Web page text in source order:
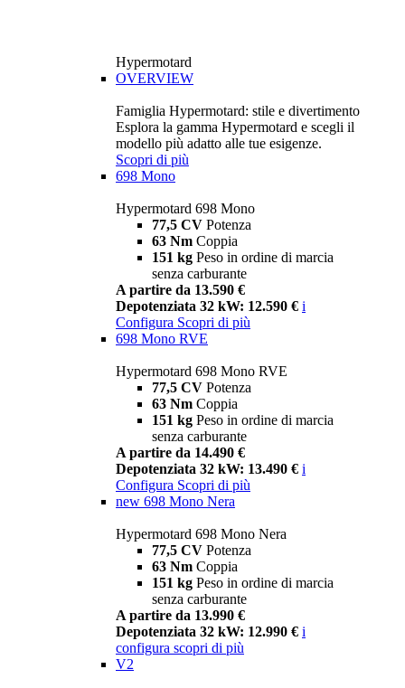
Hypermotard
OVERVIEW
Famiglia Hypermotard: stile e divertimento
Esplora la gamma Hypermotard e scegli il
modello più adatto alle tue esigenze.
Scopri di più
698 Mono
Hypermotard 698 Mono
77,5 CV Potenza
63 Nm Coppia
151 kg Peso in ordine di marcia
senza carburante
A partire da 13.590 €
Depotenziata 32 kW: 12.590 € i
Configura Scopri di più
698 Mono RVE
Hypermotard 698 Mono RVE
77,5 CV Potenza
63 Nm Coppia
151 kg Peso in ordine di marcia
senza carburante
A partire da 14.490 €
Depotenziata 32 kW: 13.490 € i
Configura Scopri di più
new 698 Mono Nera
Hypermotard 698 Mono Nera
77,5 CV Potenza
63 Nm Coppia
151 kg Peso in ordine di marcia
senza carburante
A partire da 13.990 €
Depotenziata 32 kW: 12.990 € i
configura scopri di più
V2